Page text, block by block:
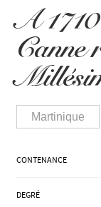
NOS RHUMS
WHISKIES & +
MARQUES
A
Canne
Martinique
CONTENANCE
DEGRÉ